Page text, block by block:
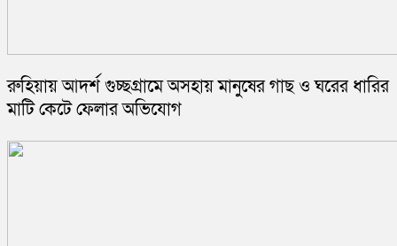
রুহিয়ায় আদর্শ গুচ্ছগ্রামে অসহায় মানুষের গাছ ও ঘরের ধারির
মাটি কেটে ফেলার অভিযোগ